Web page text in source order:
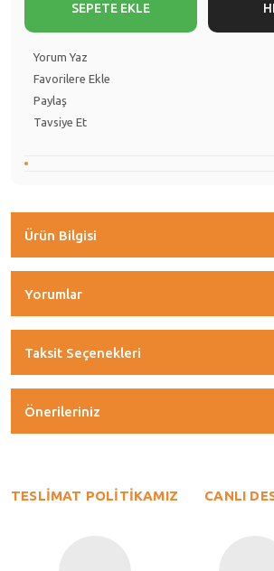
SEPETE EKLE
Yorum Yaz
Paylaş
Tavsiye Et
Ürün Bilgisi
Yorumlar
Taksit Seçenekleri
Önerileriniz
TESLİMAT POLİTİKAMIZ CANLI